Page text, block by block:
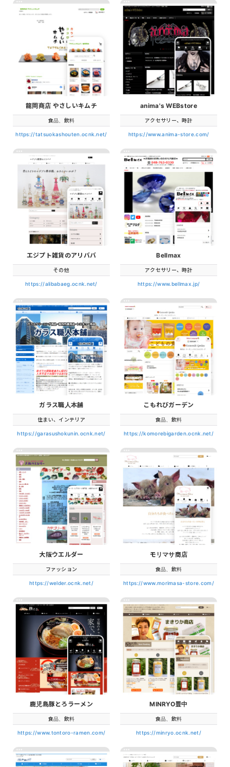
龍岡商店 やさしいキムチ
食品、飲料
https://tatsuokashouten.ocnk.net/
anima's WEBstore
アクセサリー、時計
https://www.anima-store.com/
エジプト雑貨のアリババ
その他
https://alibabaeg.ocnk.net/
Bellmax
アクセサリー、時計
https://www.bellmax.jp/
ガラス職人本舗
住まい、インテリア
https://garasushokunin.ocnk.net/
こもれびガーデン
食品、飲料
https://komorebigarden.ocnk.net/
大阪ウエルダー
ファッション
https://welder.ocnk.net/
モリマサ商店
食品、飲料
https://www.morimasa-store.com/
鹿児島豚とろラーメン
食品、飲料
https://www.tontoro-ramen.com/
MINRYO豊中
食品、飲料
https://minryo.ocnk.net/